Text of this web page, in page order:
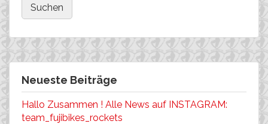
Neueste Beiträge
Hallo Zusammen ! Alle News auf INSTAGRAM:
team_fujibikes_rockets